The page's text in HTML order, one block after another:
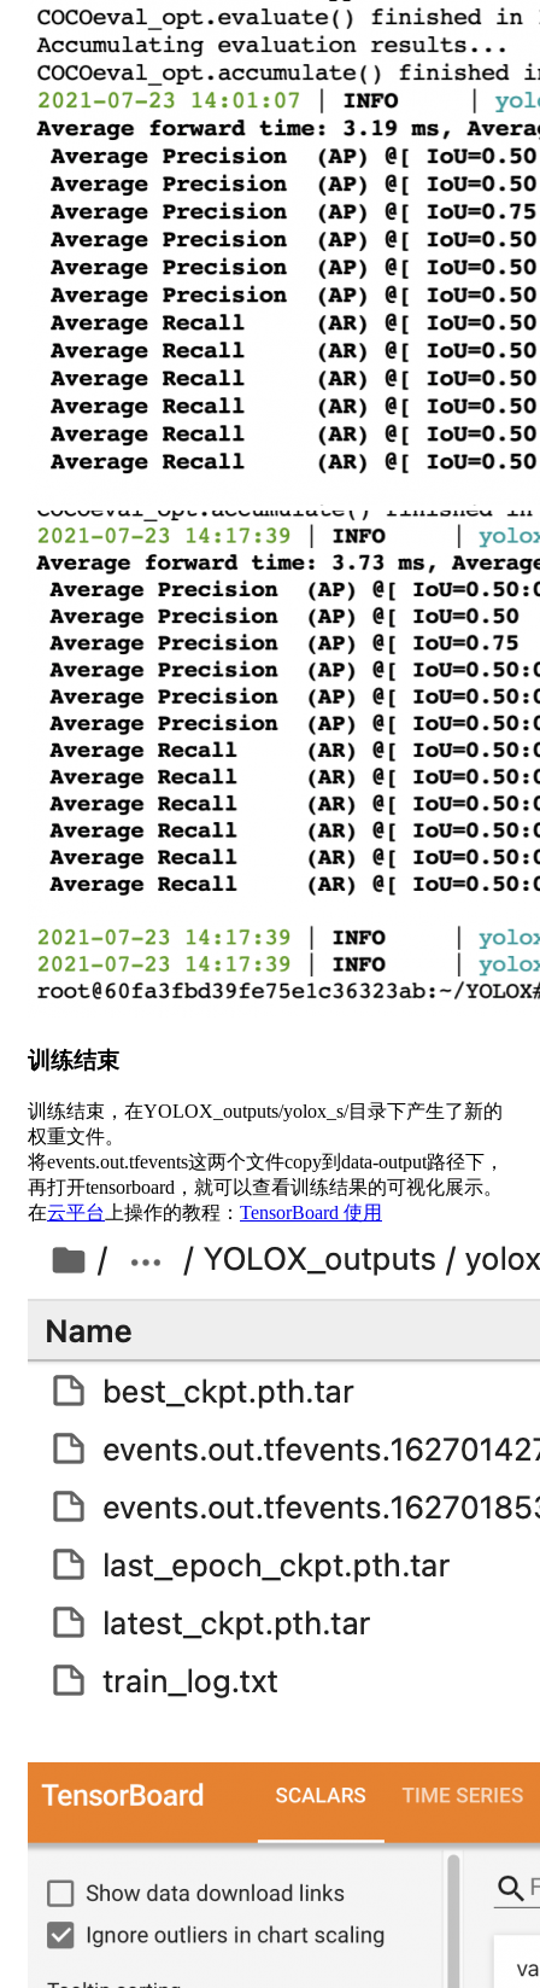
训练结束
训练结束，在YOLOX_outputs/yolox_s/目录下产生了新的
权重文件。
将events.out.tfevents这两个文件copy到data-output路径下，
再打开tensorboard，就可以查看训练结果的可视化展示。
在云平台 上操作的教程： TensorBoard 使用